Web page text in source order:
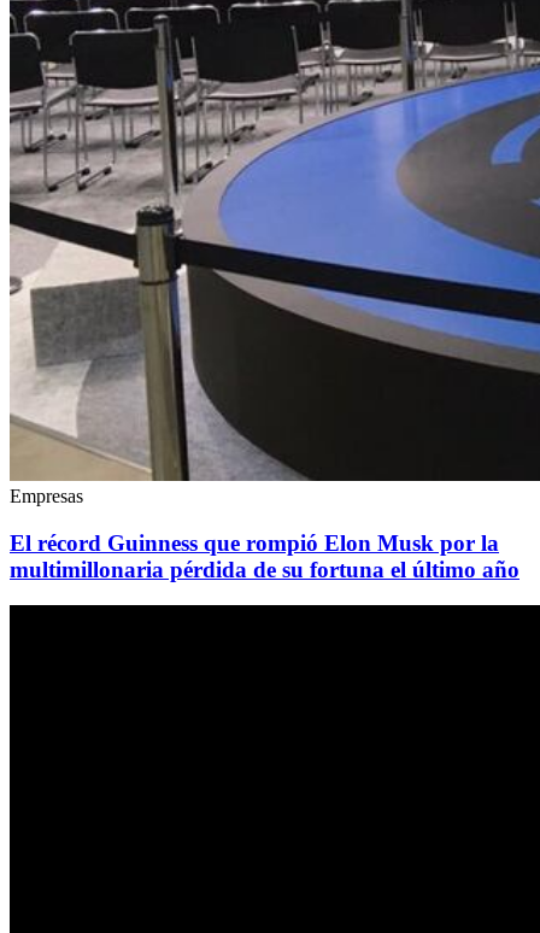
Empresas
El récord Guinness que rompió Elon Musk por la
multimillonaria pérdida de su fortuna el último año